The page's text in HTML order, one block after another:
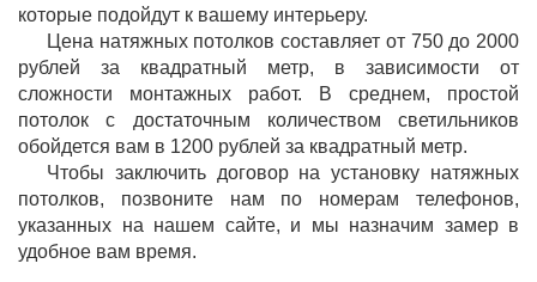
которые подойдут к вашему интерьеру.
Цена натяжных потолков составляет от 750 до 2000
рублей за квадратный метр, в зависимости от
сложности монтажных работ. В среднем, простой
потолок с достаточным количеством светильников
обойдется вам в 1200 рублей за квадратный метр.
Чтобы заключить договор на установку натяжных
потолков, позвоните нам по номерам телефонов,
указанных на нашем сайте, и мы назначим замер в
удобное вам время.